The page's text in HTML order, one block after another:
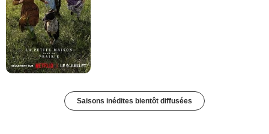
Saisons inédites bientôt diffusées